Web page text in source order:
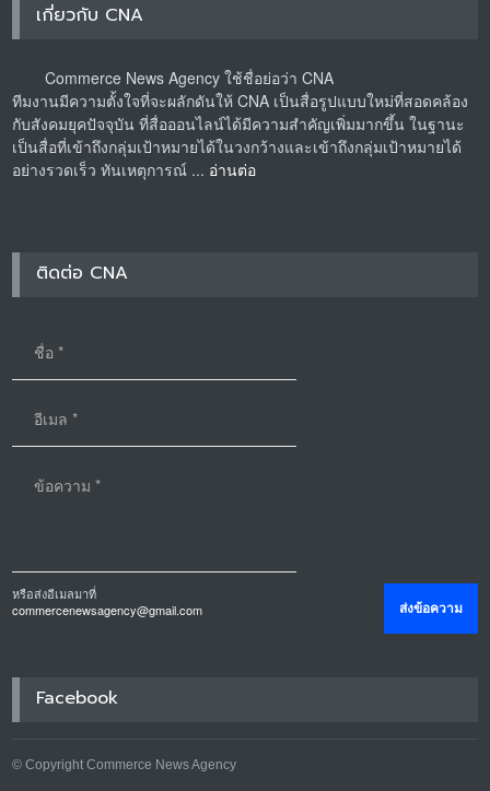
เกี่ยวกับ CNA
Commerce News Agency ใช้ชื่อย่อว่า CNA
ทีมงานมีความตั้งใจที่จะผลักดันให้ CNA เป็นสื่อรูปแบบใหม่ที่สอดคล้อง
กับสังคมยุคปัจจุบัน ที่สื่อออนไลน์ได้มีความสำคัญเพิ่มมากขึ้น ในฐานะ
เป็นสื่อที่เข้าถึงกลุ่มเป้าหมายได้ในวงกว้างและเข้าถึงกลุ่มเป้าหมายได้
อย่างรวดเร็ว ทันเหตุการณ์ ... อ่านต่อ
ติดต่อ CNA
หรือส่งอีเมลมาที่
commercenewsagency@gmail.com
Facebook
© Copyright Commerce News Agency